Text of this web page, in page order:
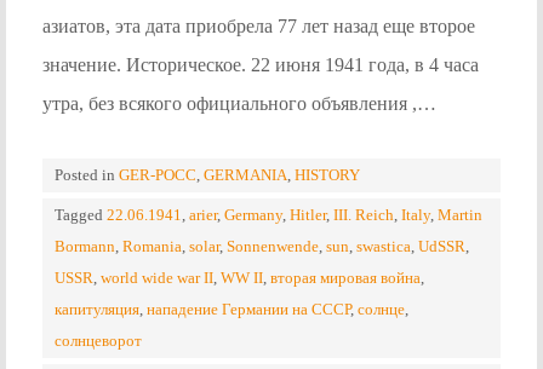
азиатов, эта дата приобрела 77 лет назад еще второе
значение. Историческое. 22 июня 1941 года, в 4 часа
утра, без всякого официального объявления ,…
Posted in GER-POCC GERMANIA HISTORY
Tagged 22.06.1941 arier, Germany, Hitler, III. Reich Italy, Martin
Bormann Romania solar, Sonnenwende sun swastica UdSSR
USSR world wide war II WW II вторая мировая война
капитуляция нападение Германии на СССР, солнце
солнцеворот